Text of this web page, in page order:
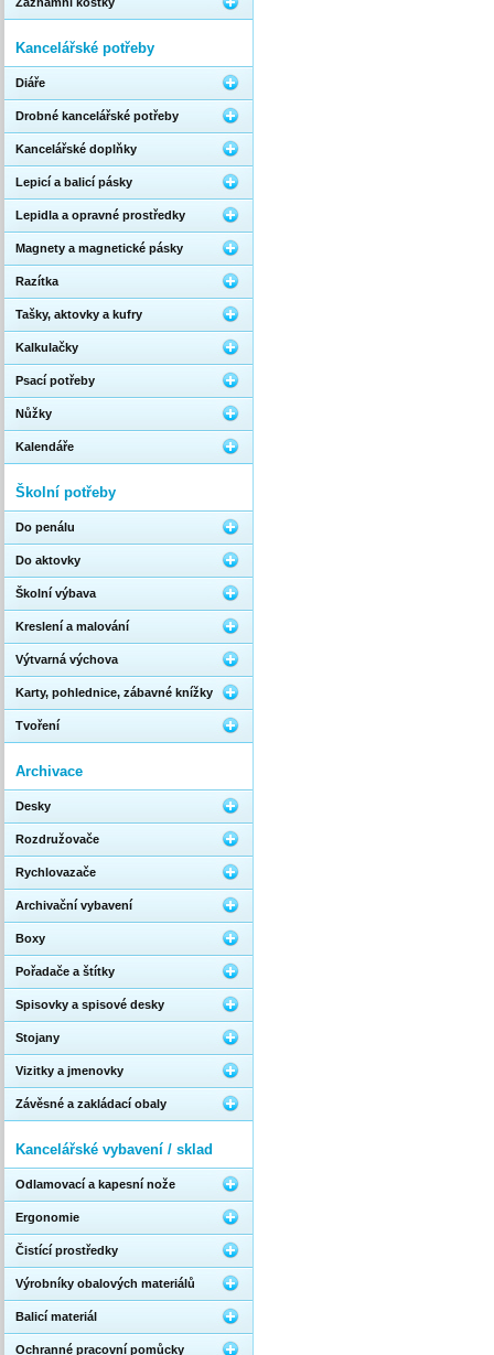
Kancelářské potřeby
Diáře
Drobné kancelářské potřeby
Kancelářské doplňky
Lepicí a balicí pásky
Lepidla a opravné prostředky
Magnety a magnetické pásky
Razítka
Tašky, aktovky a kufry
Kalkulačky
Psací potřeby
Nůžky
Kalendáře
Školní potřeby
Do penálu
Do aktovky
Školní výbava
Kreslení a malování
Výtvarná výchova
Karty, pohlednice, zábavné knížky
Tvoření
Archivace
Desky
Rozdružovače
Rychlovazače
Archivační vybavení
Boxy
Pořadače a štítky
Spisovky a spisové desky
Stojany
Vizitky a jmenovky
Závěsné a zakládací obaly
Kancelářské vybavení / sklad
Odlamovací a kapesní nože
Ergonomie
Čistící prostředky
Výrobníky obalových materiálů
Balicí materiál
Ochranné pracovní pomůcky